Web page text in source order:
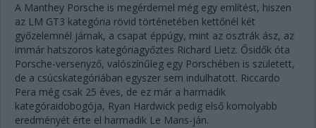
A Manthey Porsche is megérdemel még egy említést, hiszen
az LM GT3 kategória rövid történetében kettőnél két
győzelemnél járnak, a csapat éppúgy, mint az osztrák ász, az
immár hatszoros kategóriagyőztes Richard Lietz. Ősidők óta
Porsche-versenyző, valószínűleg egy Porschében is született,
de a csúcskategóriában egyszer sem indulhatott. Riccardo
Pera még csak 25 éves, de ez már a harmadik
kategóraidobogója, Ryan Hardwick pedig első komolyabb
eredményét érte el harmadik Le Mans-ján.